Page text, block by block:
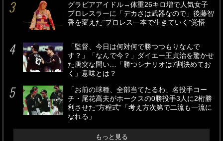
グラビアアイドル→体重26キロ増で人気女子
プロレスラーに「デカさは武器なので」後藤智
香を変えた“プロレス一本で生きていく”覚悟
「監督、今日は何対何で勝つつもりなんで
す？」「なんで今？」ダイエー王貞治を驚かせ
た唐突な問い…「勝つシナリオは7割決めてお
く」意味とは？
「お前の球種、全部当てたるわ」名投手コー
チ・尾花高夫がホークスの0勝投手3人に2桁勝
利させた“方程式”「考え方次第で二流も一流に
なれる」
もっと見る